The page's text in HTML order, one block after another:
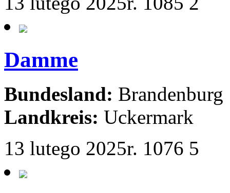
Damme
Bundesland: Brandenburg
Landkreis: Uckermark
13 lutego 2025r. 1076 5